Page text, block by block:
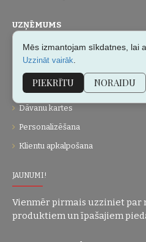
UZŅĒMUMS
Par mums
Vietnes karte
Dāvanu kartes
Personalizēšana
Klientu apkalpošana
JAUNUMI!
Vienmēr pirmais uzziniet par
produktiem un īpašajiem
Mēs izmantojam sīkdatnes, lai
Uzzināt vairāk
PIEKRĪTU NORAIDU